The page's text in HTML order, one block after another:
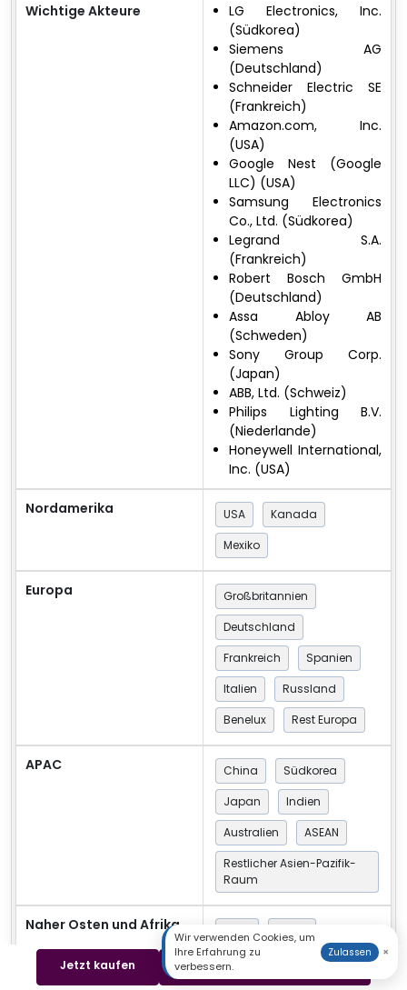
Wichtige Akteure
LG Electronics, Inc.
(Südkorea)
Siemens AG
(Deutschland)
Schneider Electric SE
(Frankreich)
Amazon.com, Inc.
(USA)
Google Nest (Google
LLC) (USA)
Samsung Electronics
Co., Ltd. (Südkorea)
Legrand S.A.
(Frankreich)
Robert Bosch GmbH
(Deutschland)
Assa Abloy AB
(Schweden)
Sony Group Corp.
(Japan)
ABB, Ltd. (Schweiz)
Philips Lighting B.V.
(Niederlande)
Honeywell International,
Inc. (USA)
Nordamerika USA
Kanada
Mexiko
Europa
Großbritannien
Deutschland
Frankreich
Spanien
Italien
Russland
Benelux
Rest Europa
APAC China
Südkorea
Japan
Indien
Australien
ASEAN
Restlicher Asien-Pazifik-
Raum
Naher Osten und Afrika GCC
Türkei
Südafrika
Jetzt kaufen Beispiel herunterladen
Wir verwenden Cookies, um
Ihre Erfahrung zu
verbessern.
Zulassen ×